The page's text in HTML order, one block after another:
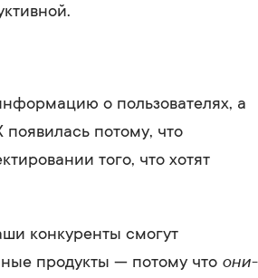
о пользователях, а
потому, что
того, что хотят
конкуренты смогут
продукты — потому что они-